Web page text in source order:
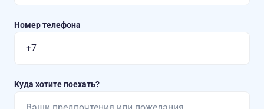
Номер телефона
Куда хотите поехать?